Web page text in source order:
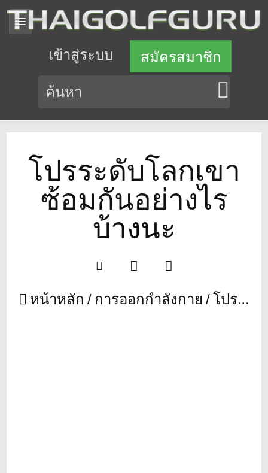
เข้าสู่ระบบ สมัครสมาชิก
โปรระดับโลกเขา
ซ้อมกันอย่างไร
บ้างนะ
หน้าหลัก การออกกำลังกาย โปรระดับโลกเขาซ้อมกันอย่างไรบ้างนะ